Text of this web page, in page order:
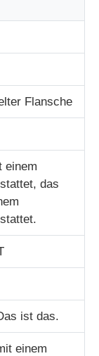
Flansche
einem
das
ist das.
einem